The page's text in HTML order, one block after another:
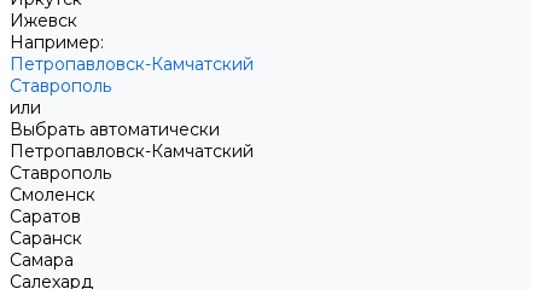
Ижевск
Например:
Петропавловск-Камчатский
Ставрополь
или
Выбрать автоматически
Петропавловск-Камчатский
Ставрополь
Смоленск
Саратов
Саранск
Самара
Салехард